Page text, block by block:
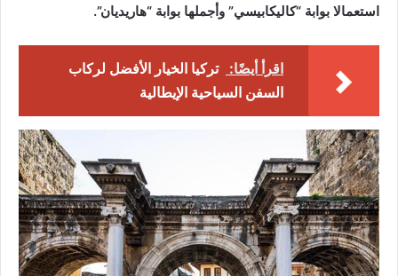
استعمالا بوابة “كاليكابيسي” وأجملها بوابة “هاريديان”.
اقرأ أيضًا:
تركيا الخيار الأفضل لركاب
السفن السياحية الإيطالية